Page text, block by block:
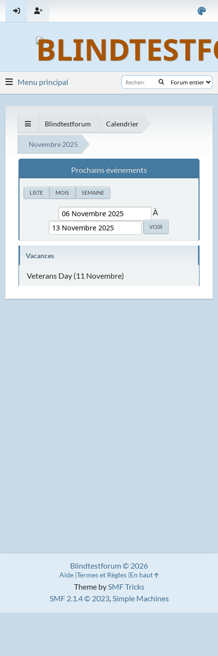
Menu principal
Blindtestforum Calendrier
Novembre 2025
Prochains événements
LISTE MOIS SEMAINE
À
Vacances
Veterans Day (11 Novembre)
Theme bySMF Tricks
SMF 2.1.4 © 2023,Simple Machines
Blindtestforum © 2026
Aide Termes et Règles En haut